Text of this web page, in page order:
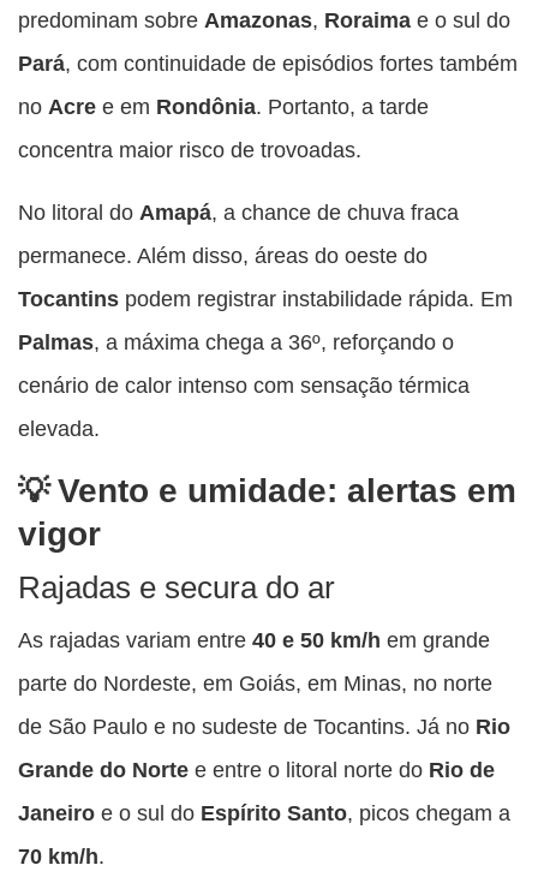
predominam sobre Amazonas, Roraima e o sul do
Pará, com continuidade de episódios fortes também
no Acre e em Rondônia. Portanto, a tarde
concentra maior risco de trovoadas.
No litoral do Amapá, a chance de chuva fraca
permanece. Além disso, áreas do oeste do
Tocantins podem registrar instabilidade rápida. Em
Palmas, a máxima chega a 36º, reforçando o
cenário de calor intenso com sensação térmica
elevada.
Vento e umidade: alertas em
vigor
Rajadas e secura do ar
As rajadas variam entre 40 e 50 km/h em grande
parte do Nordeste, em Goiás, em Minas, no norte
de São Paulo e no sudeste de Tocantins. Já no Rio
Grande do Norte e entre o litoral norte do Rio de
Janeiro e o sul do Espírito Santo, picos chegam a
70 km/h.